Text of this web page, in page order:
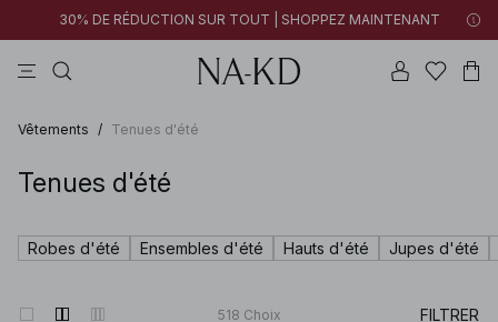
30% DE RÉDUCTION SUR TOUT | SHOPPEZ MAINTENANT
Vêtements / Tenues d'été
Tenues d'été
Robes d'été Ensembles d'été Hauts d'été Jupes d'été
518 Choix FILTRER